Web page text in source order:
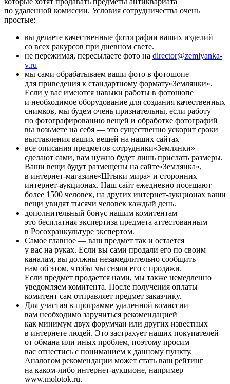
по удаленной комиссии. Условия сотрудничества очень
простые:
вы делаете качественные фотографии ваших изделий
со всех ракурсов при дневном свете.
не пережимая, пересылаете фото на director@zemlyanka-
v.ru
мы сами обрабатываем ваши фото в фотошопе
для приведения к стандартному формату«Землянки».
Если у вас имеются навыки работы в фотошопе
и необходимое оборудование для создания качественных
снимков, мы будем очень признательны, если работу
по фотографированию вещей и обработке фотографий
вы возьмете на себя — это существенно ускорит сроки
выставления ваших вещей на наших сайтах
все описания предметов сотрудники«Землянки»
сделают сами, вам нужно будет лишь прислать размеры.
Ваши вещи будут размещены на сайте«Землянка»,
в интернет-магазине«Штыки мира» и сторонних
интернет-аукционах. Наш сайт ежедневно посещают
более 1500 человек, на других интернет-аукционах ваши
вещи увидят тысячи человек каждый день.
дополнительный бонус нашим комитентам —
это бесплатная экспертиза предмета аттестованным
в Росохранкультуре экспертом.
Самое главное — ваш предмет так и остается
у вас на руках. Если вы сами продали его по своим
каналам, вы должны незамедлительно сообщить
нам об этом, чтобы мы сняли его с продажи.
Если предмет продается нами, мы также немедленно
уведомляем комитента. После получения оплаты
комитент сам отправляет предмет заказчику.
Для участия в программе удаленной комиссии
вам необходимо заручиться рекомендацией
как минимум двух форумчан или других известных
в интернете людей. Это застрахует наших покупателей
от обмана или иных проблем, поэтому просим
вас отнестись с пониманием к данному пункту.
Аналогом рекомендации может стать ваш рейтинг
на каком-либо интернет-аукционе, например
www.molotok.ru.